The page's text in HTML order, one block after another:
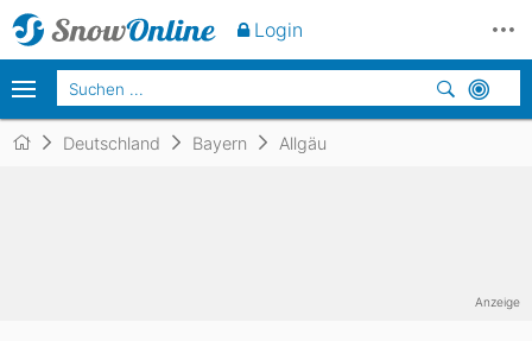
Deutschland Bayern Allgäu
Anzeige
Login